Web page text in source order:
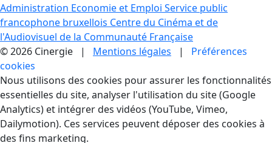
Administration Economie et Emploi Service public
francophone bruxellois Centre du Cinéma et de
l'Audiovisuel de la Communauté Française
© 2026 Cinergie | Mentions légales | Préférences
cookies
Gestion des Cookies
Nous utilisons des cookies pour assurer les fonctionnalités
essentielles du site, analyser l'utilisation du site (Google
Analytics) et intégrer des vidéos (YouTube, Vimeo,
Dailymotion). Ces services peuvent déposer des cookies à
des fins marketing.